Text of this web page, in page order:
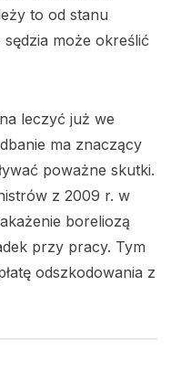
to od stanu
może określić
leczyć już we
ma znaczący
poważne skutki.
z 2009 r. w
boreliozą
przy pracy. Tym
odszkodowania z